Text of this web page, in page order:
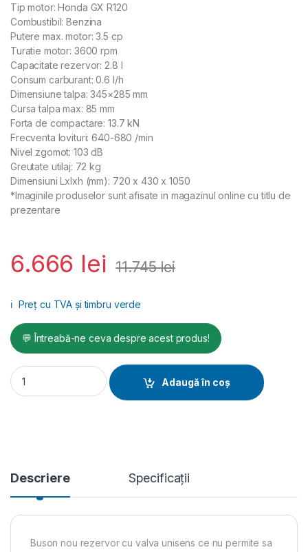
Tip motor: Honda GX R120
Combustibil: Benzina
Putere max. motor: 3.5 cp
Turatie motor: 3600 rpm
Capacitate rezervor: 2.8 l
Consum carburant: 0.6 l/h
Dimensiune talpa: 345×285 mm
Cursa talpa max: 85 mm
Forta de compactare: 13.7 kN
Frecventa lovituri: 640-680 /min
Nivel zgomot: 103 dB
Greutate utilaj: 72 kg
Dimensiuni Lxlxh (mm): 720 x 430 x 1050
*Imaginile produselor sunt afisate in magazinul online cu titlu de
prezentare
6.666 lei 11.745lei
ℹ️ Preț cu TVA și timbru verde
💬 Întreabă-ne ceva despre acest produs!
Mai compactor MC75-H, 13.7 kN motor Honda, benzina 3.5
Adaugă în coș
Descriere Specificații
Buson nou rezervor cu valva unisens ce nu permite sa